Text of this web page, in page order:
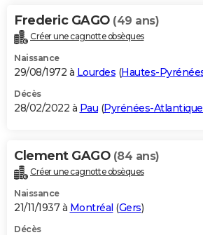
Frederic GAGO (49 ans)
Créer une cagnotte obsèques
Naissance
29/08/1972 à Lourdes (Hautes-
Décès
28/02/2022 à Pau (Pyrénées-
Clement GAGO (84 ans)
Créer une cagnotte obsèques
Naissance
21/11/1937 à Montréal (Gers)
Décès